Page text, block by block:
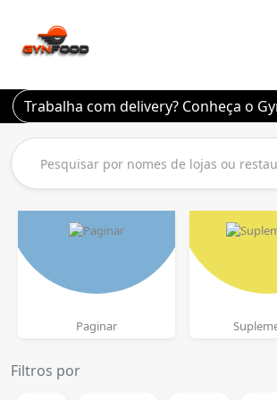
Trabalha com delivery? Conheça o
Paginar
Filtros por